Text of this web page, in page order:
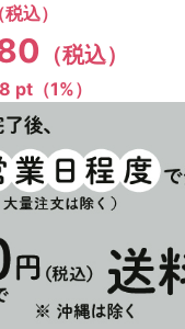
（税込）
（税込）
8 pt（1%）